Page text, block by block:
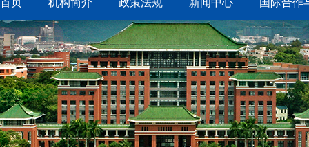
首页 机构简介 政策法规 新闻中心 国际合作